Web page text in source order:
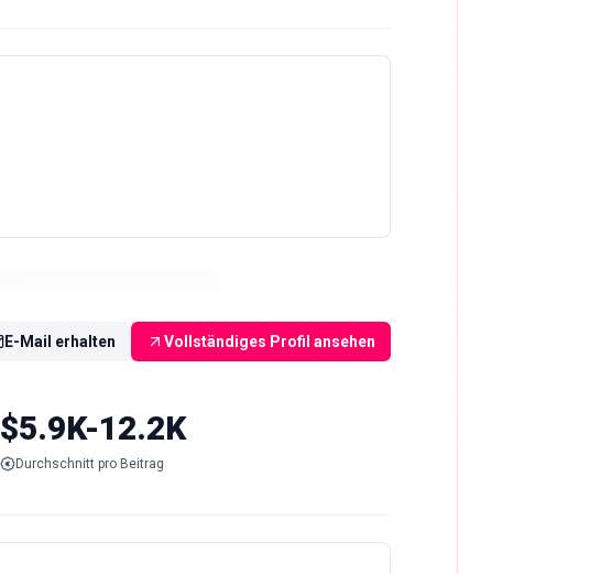
E-Mail erhalten Vollständiges Profil ansehen
$5.9K-12.2K
Durchschnitt pro Beitrag